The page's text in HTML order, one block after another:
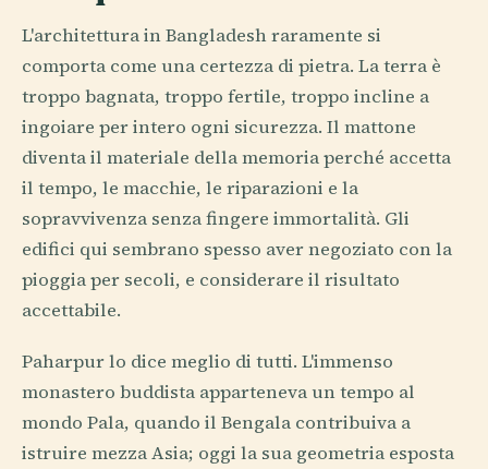
L'architettura in Bangladesh raramente si
comporta come una certezza di pietra. La terra è
troppo bagnata, troppo fertile, troppo incline a
ingoiare per intero ogni sicurezza. Il mattone
diventa il materiale della memoria perché accetta
il tempo, le macchie, le riparazioni e la
sopravvivenza senza fingere immortalità. Gli
edifici qui sembrano spesso aver negoziato con la
pioggia per secoli, e considerare il risultato
accettabile.
Paharpur lo dice meglio di tutti. L'immenso
monastero buddista apparteneva un tempo al
mondo Pala, quando il Bengala contribuiva a
istruire mezza Asia; oggi la sua geometria esposta